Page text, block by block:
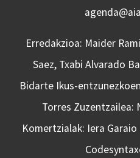
Erredakzioa: Maider
Saez, Txabi Alvarado
Bidarte Ikus-
Torres Zuzentzailea:
Komertzialak: Iera